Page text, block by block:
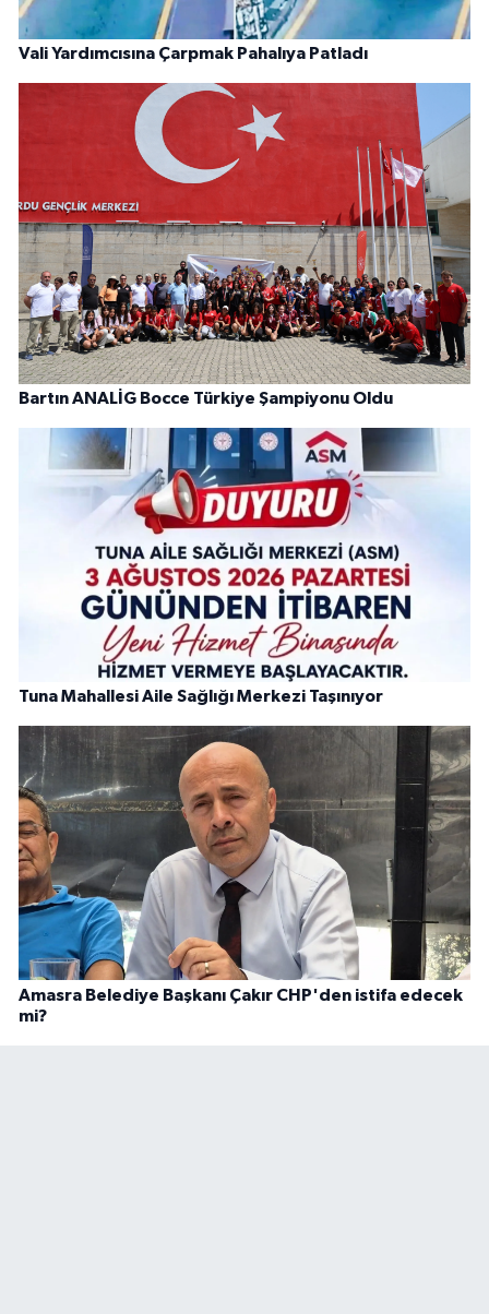
Vali Yardımcısına Çarpmak Pahalıya Patladı
Bartın ANALİG Bocce Türkiye Şampiyonu Oldu
Tuna Mahallesi Aile Sağlığı Merkezi Taşınıyor
Amasra Belediye Başkanı Çakır CHP'den istifa edecek
mi?